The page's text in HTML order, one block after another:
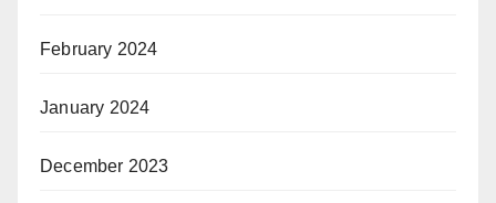
February 2024
January 2024
December 2023